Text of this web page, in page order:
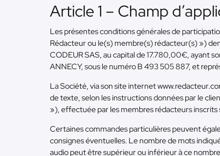
Article 1 – Champ
Les présentes conditions générales de
Rédacteur ou le(s) membre(s) rédacteur(s) »)
CODEUR SAS, au capital de 17.780,00€, ayant
ANNECY, sous le numéro B 493 505 887, et
La Société, via son site internet
de texte, selon les instructions données par le
»), effectuée par les membres rédacteurs inscrits
Certaines commandes particulières peuvent
consignes éventuelles. Le nombre de mots
audio peut être supérieur ou inférieur à ce